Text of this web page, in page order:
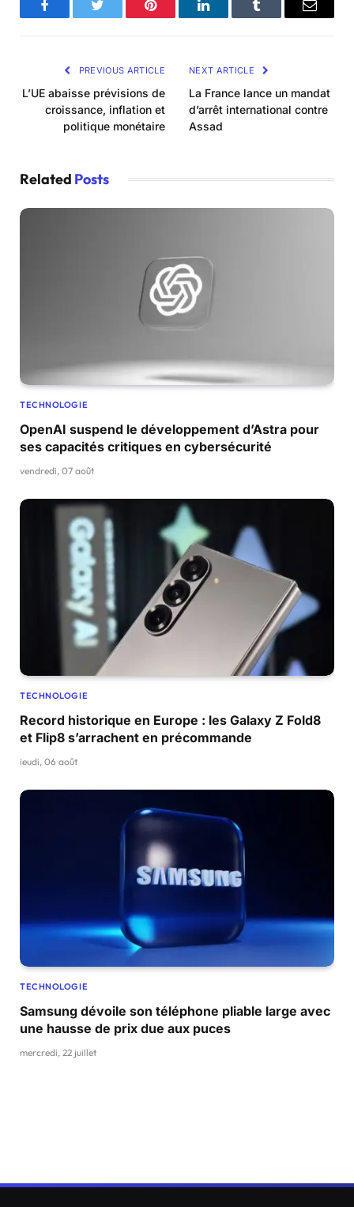
FacebookTwitter Pinterest LinkedInTumblr Email
PREVIOUS ARTICLE
L’UE abaisse prévisions de
croissance, inflation et
politique monétaire
NEXT ARTICLE
La France lance un mandat
d’arrêt international contre
Assad
Related Posts
TECHNOLOGIE
OpenAI suspend le développement d’Astra pour
ses capacités critiques en cybersécurité
vendredi, 07 août
TECHNOLOGIE
Record historique en Europe : les Galaxy Z Fold8
et Flip8 s’arrachent en précommande
jeudi, 06 août
TECHNOLOGIE
Samsung dévoile son téléphone pliable large avec
une hausse de prix due aux puces
mercredi, 22 juillet